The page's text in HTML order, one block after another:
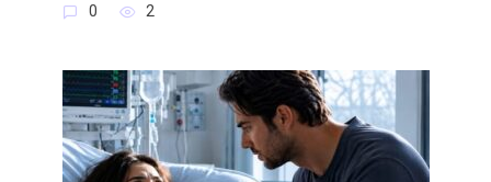
0 2